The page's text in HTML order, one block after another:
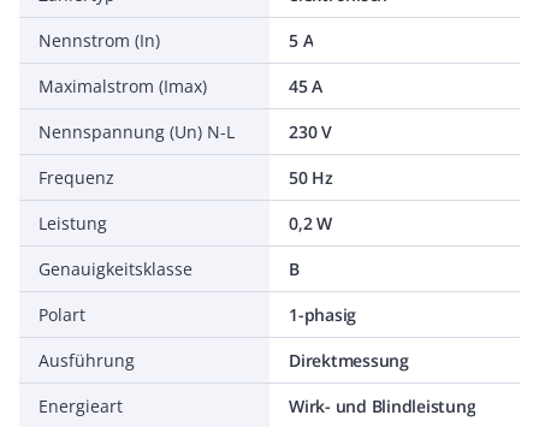
Nennstrom (In)
5 A
Maximalstrom (Imax)
45 A
Nennspannung (Un) N-L
230 V
Frequenz
50 Hz
Leistung
0,2 W
Genauigkeitsklasse
B
Polart
1-phasig
Ausführung
Direktmessung
Energieart
Wirk- und Blindleistung